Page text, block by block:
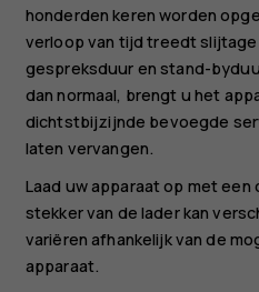
honderden keren worden
verloop van tijd treedt slijtage
gespreksduur en stand-
dan normaal, brengt u het
dichtstbijzijnde bevoegde
laten vervangen.
Laad uw apparaat op met
stekker van de lader kan
variëren afhankelijk van de
apparaat.